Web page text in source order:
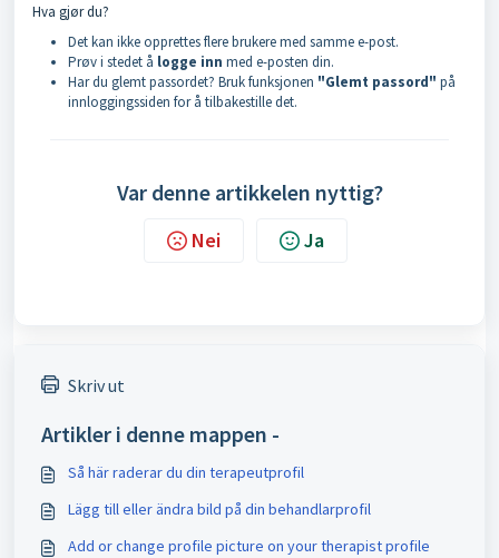
Hva gjør du?
Det kan ikke opprettes flere brukere med samme e-post.
Prøv i stedet å logge inn med e-posten din.
Har du glemt passordet? Bruk funksjonen "Glemt passord" på
innloggingssiden for å tilbakestille det.
Var denne artikkelen nyttig?
Nei Ja
Skriv ut
Artikler i denne mappen -
Så här raderar du din terapeutprofil
Lägg till eller ändra bild på din behandlarprofil
Add or change profile picture on your therapist profile